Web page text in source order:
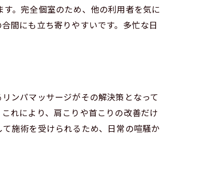
。完全個室のため、他の利用者を気に
間にも立ち寄りやすいです。多忙な日
ンパマッサージがその解決策となって
れにより、肩こりや首こりの改善だけ
施術を受けられるため、日常の喧騒か